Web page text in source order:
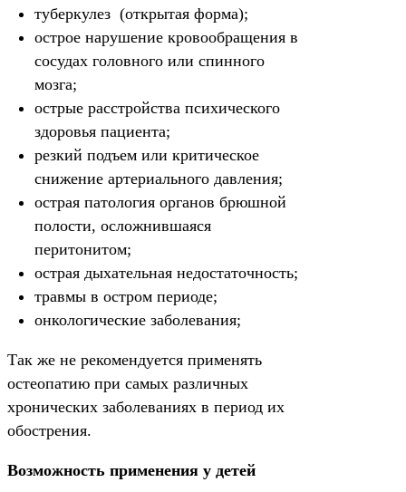
туберкулез (открытая форма);
острое нарушение кровообращения в
сосудах головного или спинного
мозга;
острые расстройства психического
здоровья пациента;
резкий подъем или критическое
снижение артериального давления;
острая патология органов брюшной
полости, осложнившаяся
перитонитом;
острая дыхательная недостаточность;
травмы в остром периоде;
онкологические заболевания;
Так же не рекомендуется применять
остеопатию при самых различных
хронических заболеваниях в период их
обострения.
Возможность применения у детей